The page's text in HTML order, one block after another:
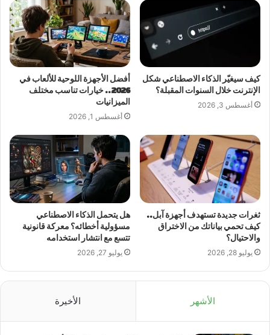
كيف سيغيّر الذكاء الاصطناعي شكل
الإنترنت خلال السنوات المقبلة؟
أغسطس 3, 2026
أفضل الأجهزة اللوحية للألعاب في
2026.. خيارات تناسب مختلف
الميزانيات
أغسطس 1, 2026
ثغرات جديدة تستهدف أجهزة آبل..
كيف تحمي بياناتك من الاختراق
والاحتيال؟
يوليو 28, 2026
هل يتحمل الذكاء الاصطناعي
مسؤولية أخطائه؟ معركة قانونية
تتسع مع انتشار استخدامه
يوليو 27, 2026
الأشهر الأخيرة